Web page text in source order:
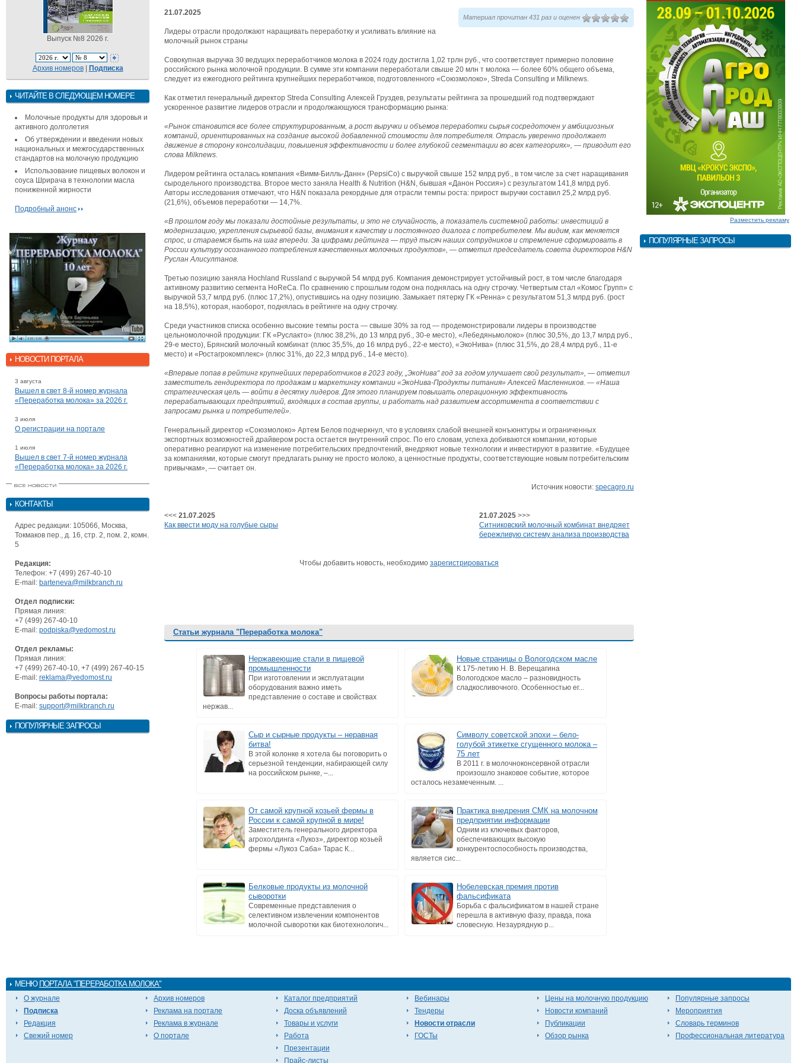
Выпуск №8 2026 г.
Архив номеров| Подписка
ЧИТАЙТЕ В СЛЕДУЮЩЕМ НОМЕРЕ
Молочные продукты для здоровья и
активного долголетия
Об утверждении и введении новых
национальных и межгосударственных
стандартов на молочную продукцию
Использование пищевых волокон и
соуса Шрирача в технологии масла
пониженной жирности
Подробный анонс
НОВОСТИ ПОРТАЛА
3 августа
Вышел в свет 8-й номер журнала
«Переработка молока» за 2026 г.
3 июля
О регистрации на портале
1 июля
Вышел в свет 7-й номер журнала
«Переработка молока» за 2026 г.
КОНТАКТЫ
Адрес редакции: 105066, Москва,
Токмаков пер., д. 16, стр. 2, пом. 2, комн.
5
Редакция:
Телефон: +7 (499) 267-40-10
E-mail: barteneva@milkbranch.ru
Отдел подписки:
Прямая линия:
+7 (499) 267-40-10
E-mail: podpiska@vedomost.ru
Отдел рекламы:
Прямая линия:
+7 (499) 267-40-10, +7 (499) 267-40-15
E-mail: reklama@vedomost.ru
Вопросы работы портала:
E-mail: support@milkbranch.ru
ПОПУЛЯРНЫЕ ЗАПРОСЫ
21.07.2025
Материал прочитан 431 раз и оценен
Лидеры отрасли продолжают наращивать переработку и усиливать влияние на
молочный рынок страны
Совокупная выручка 30 ведущих переработчиков молока в 2024 году достигла 1,02 трлн руб., что соответствует примерно половине
российского рынка молочной продукции. В сумме эти компании переработали свыше 20 млн т молока — более 60% общего объема,
следует из ежегодного рейтинга крупнейших переработчиков, подготовленного «Союзмолоко», Streda Consulting и Milknews.
Как отметил генеральный директор Streda Consulting Алексей Груздев, результаты рейтинга за прошедший год подтверждают
ускоренное развитие лидеров отрасли и продолжающуюся трансформацию рынка:
«Рынок становится все более структурированным, а рост выручки и объемов переработки сырья сосредоточен у амбициозных
компаний, ориентированных на создание высокой добавленной стоимости для потребителя. Отрасль уверенно продолжает
движение в сторону консолидации, повышения эффективности и более глубокой сегментации во всех категориях», — приводит его
слова Milknews.
Лидером рейтинга осталась компания «Вимм-Билль-Данн» (PepsiCo) с выручкой свыше 152 млрд руб., в том числе за счет наращивания
сыродельного производства. Второе место заняла Health & Nutrition (H&N, бывшая «Данон Россия») с результатом 141,8 млрд руб.
Авторы исследования отмечают, что H&N показала рекордные для отрасли темпы роста: прирост выручки составил 25,2 млрд руб.
(21,6%), объемов переработки — 14,7%.
«В прошлом году мы показали достойные результаты, и это не случайность, а показатель системной работы: инвестиций в
модернизацию, укрепления сырьевой базы, внимания к качеству и постоянного диалога с потребителем. Мы видим, как меняется
спрос, и стараемся быть на шаг впереди. За цифрами рейтинга — труд тысяч наших сотрудников и стремление сформировать в
России культуру осознанного потребления качественных молочных продуктов», — отметил председатель совета директоров H&N
Руслан Алисултанов.
Третью позицию заняла Hochland Russland с выручкой 54 млрд руб. Компания демонстрирует устойчивый рост, в том числе благодаря
активному развитию сегмента HoReCa. По сравнению с прошлым годом она поднялась на одну строчку. Четвертым стал «Комос Групп» с
выручкой 53,7 млрд руб. (плюс 17,2%), опустившись на одну позицию. Замыкает пятерку ГК «Ренна» с результатом 51,3 млрд руб. (рост
на 18,5%), которая, наоборот, поднялась в рейтинге на одну строчку.
Среди участников списка особенно высокие темпы роста — свыше 30% за год — продемонстрировали лидеры в производстве
цельномолочной продукции: ГК «Руслакто» (плюс 38,2%, до 13 млрд руб., 30-е место), «Лебедяньмолоко» (плюс 30,5%, до 13,7 млрд руб.,
29-е место), Брянский молочный комбинат (плюс 35,5%, до 16 млрд руб., 22-е место), «ЭкоНива» (плюс 31,5%, до 28,4 млрд руб., 11-е
место) и «Ростагрокомплекс» (плюс 31%, до 22,3 млрд руб., 14-е место).
«Впервые попав в рейтинг крупнейших переработчиков в 2023 году, „ЭкоНива“ год за годом улучшает свой результат», — отметил
заместитель гендиректора по продажам и маркетингу компании «ЭкоНива-Продукты питания» Алексей Масленников. — «Наша
стратегическая цель — войти в десятку лидеров. Для этого планируем повышать операционную эффективность
перерабатывающих предприятий, входящих в состав группы, и работать над развитием ассортимента в соответствии с
запросами рынка и потребителей».
Генеральный директор «Союзмолоко» Артем Белов подчеркнул, что в условиях слабой внешней конъюнктуры и ограниченных
экспортных возможностей драйвером роста остается внутренний спрос. По его словам, успеха добиваются компании, которые
оперативно реагируют на изменение потребительских предпочтений, внедряют новые технологии и инвестируют в развитие. «Будущее
за компаниями, которые смогут предлагать рынку не просто молоко, а ценностные продукты, соответствующие новым потребительским
привычкам», — считает он.
Источник новости: specagro.ru
<<< 21.07.2025
Как ввести моду на голубые сыры
21.07.2025 >>>
Ситниковский молочный комбинат внедряет
бережливую систему анализа производства
Чтобы добавить новость, необходимо зарегистрироваться
Статьи журнала "Переработка молока"
Нержавеющие стали в пищевой
промышленности
При изготовлении и эксплуатации
оборудования важно иметь
представление о составе и свойствах
нержав...
Новые страницы о Вологодском масле
К 175-летию Н. В. Верещагина
Вологодское масло – разновидность
сладкосливочного. Особенностью ег...
Сыр и сырные продукты – неравная
битва!
В этой колонке я хотела бы поговорить о
серьезной тенденции, набирающей силу
на российском рынке, –...
Символу советской эпохи – бело-
голубой этикетке сгущенного молока –
75 лет
В 2011 г. в молочноконсервной отрасли
произошло знаковое событие, которое
осталось незамеченным. ...
От самой крупной козьей фермы в
России к самой крупной в мире!
Заместитель генерального директора
агрохолдинга «Лукоз», директор козьей
фермы «Лукоз Саба» Тарас К...
Практика внедрения СМК на молочном
предприятии информации
Одним из ключевых факторов,
обеспечивающих высокую
конкурентоспособность производства,
является сис...
Белковые продукты из молочной
сыворотки
Современные представления о
селективном извлечении компонентов
молочной сыворотки как биотехнологич...
Нобелевская премия против
фальсификата
Борьба с фальсификатом в нашей стране
перешла в активную фазу, правда, пока
словесную. Незаурядную р...
Разместить рекламу
ПОПУЛЯРНЫЕ ЗАПРОСЫ
МЕНЮ ПОРТАЛА "ПЕРЕРАБОТКА МОЛОКА"
О журнале
Подписка
Редакция
Свежий номер
Архив номеров
Реклама на портале
Реклама в журнале
О портале
Каталог предприятий
Доска объявлений
Товары и услуги
Работа
Презентации
Прайс-листы
Вебинары
Тендеры
Новости отрасли
ГОСТы
Цены на молочную продукцию
Новости компаний
Публикации
Обзор рынка
Популярные запросы
Мероприятия
Словарь терминов
Профессиональная литература